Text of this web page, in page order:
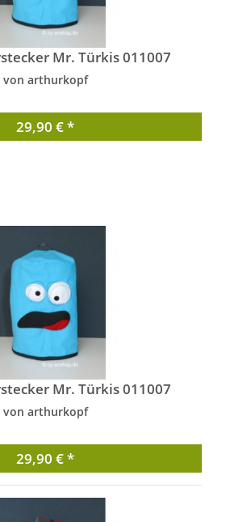
Mr. Türkis 011007
von arthurkopf
29,90 € *
Mr. Türkis 011007
von arthurkopf
29,90 € *